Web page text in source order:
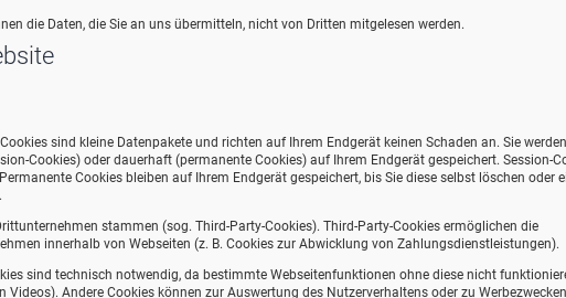
die Daten, die Sie an uns übermitteln, nicht von Dritten mitgelesen werden.
sind kleine Datenpakete und richten auf Ihrem Endgerät keinen Schaden an. Sie werden
Cookies) oder dauerhaft (permanente Cookies) auf Ihrem Endgerät gespeichert. Session-
Cookies bleiben auf Ihrem Endgerät gespeichert, bis Sie diese selbst löschen oder
stammen (sog. Third-Party-Cookies). Third-Party-Cookies ermöglichen die
innerhalb von Webseiten (z. B. Cookies zur Abwicklung von Zahlungsdienstleistungen).
sind technisch notwendig, da bestimmte Webseitenfunktionen ohne diese nicht
Andere Cookies können zur Auswertung des Nutzerverhaltens oder zu Werbezwecken